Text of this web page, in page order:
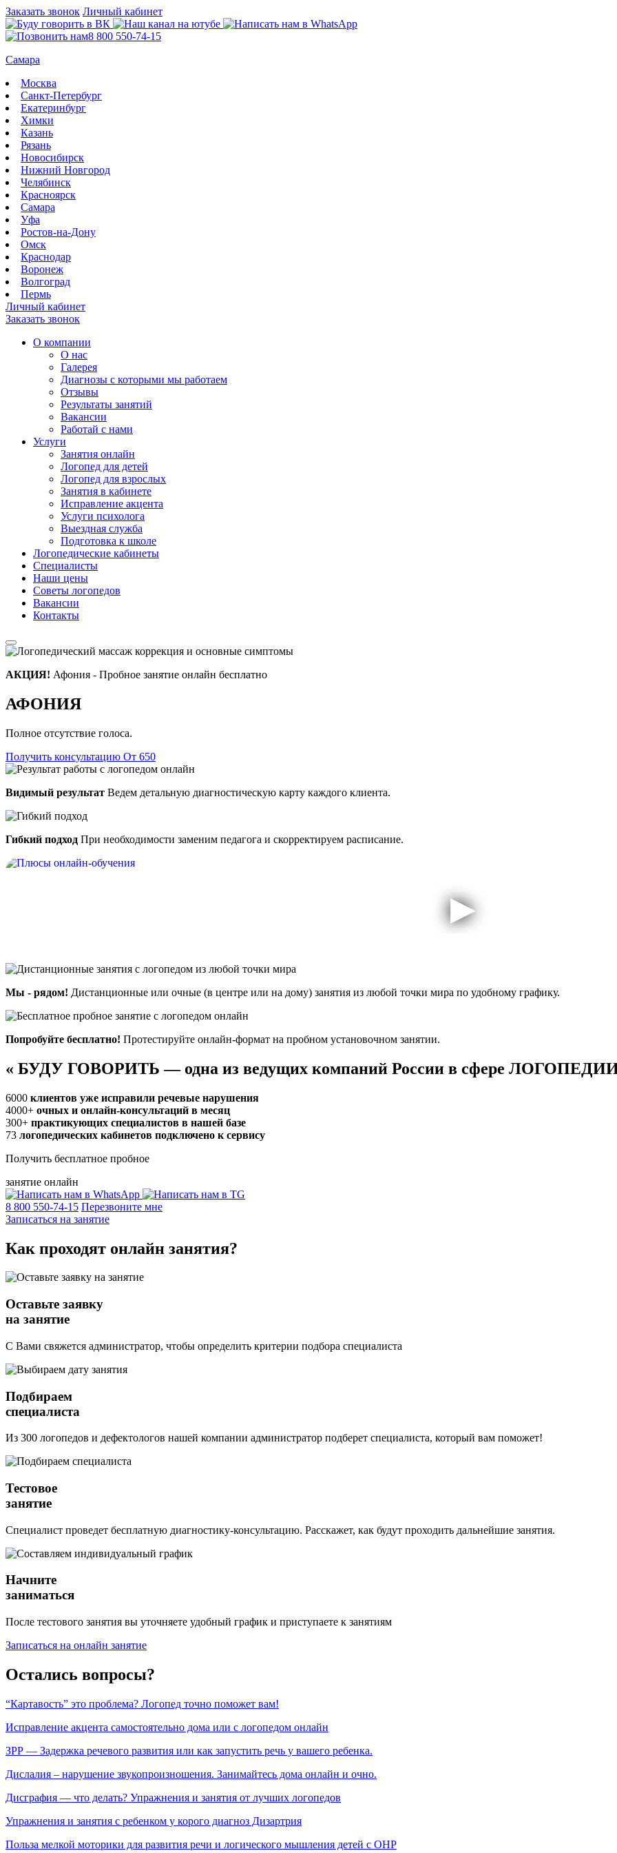
Заказать звонок Личный кабинет
8 800 550-74-15
Самара
Москва
Санкт-Петербург
Екатеринбург
Химки
Казань
Рязань
Новосибирск
Нижний Новгород
Челябинск
Красноярск
Самара
Уфа
Ростов-на-Дону
Омск
Краснодар
Воронеж
Волгоград
Пермь
Личный кабинет
Заказать звонок
О компании
О нас
Галерея
Диагнозы с которыми мы работаем
Отзывы
Результаты занятий
Вакансии
Работай с нами
Услуги
Занятия онлайн
Логопед для детей
Логопед для взрослых
Занятия в кабинете
Исправление акцента
Услуги психолога
Выездная служба
Подготовка к школе
Логопедические кабинеты
Специалисты
Наши цены
Советы логопедов
Вакансии
Контакты
АКЦИЯ! Афония - Пробное занятие онлайн бесплатно
АФОНИЯ
Полное отсутствие голоса.
Получить консультацию От 650
Видимый результат Ведем детальную диагностическую карту каждого клиента.
Гибкий подход При необходимости заменим педагога и скорректируем расписание.
Мы - рядом! Дистанционные или очные (в центре или на дому) занятия из любой точки мира по удобному графику.
Попробуйте бесплатно! Протестируйте онлайн-формат на пробном установочном занятии.
« БУДУ ГОВОРИТЬ — одна из ведущих компаний России в сфере
6000 клиентов уже исправили речевые нарушения
4000+ очных и онлайн-консультаций в месяц
300+ практикующих специалистов в нашей базе
73 логопедических кабинетов подключено к сервису
Получить бесплатное пробное
занятие онлайн
8 800 550-74-15 Перезвоните мне
Записаться на занятие
Как проходят онлайн занятия?
Оставьте заявку
на занятие
С Вами свяжется администратор, чтобы определить критерии подбора специалиста
Подбираем
специалиста
Из 300 логопедов и дефектологов нашей компании администратор подберет специалиста, который вам поможет!
Тестовое
занятие
Специалист проведет бесплатную диагностику-консультацию. Расскажет, как будут проходить дальнейшие занятия.
Начните
заниматься
После тестового занятия вы уточняете удобный график и приступаете к занятиям
Записаться на онлайн занятие
Остались вопросы?
“Картавость” это проблема? Логопед точно поможет вам!
Исправление акцента самостоятельно дома или с логопедом онлайн
ЗРР — Задержка речевого развития или как запустить речь у вашего ребенка.
Дислалия – нарушение звукопроизношения. Занимайтесь дома онлайн и очно.
Дисграфия — что делать? Упражнения и занятия от лучших логопедов
Упражнения и занятия с ребенком у корого диагноз Дизартрия
Польза мелкой моторики для развития речи и логического мышления детей с ОНР